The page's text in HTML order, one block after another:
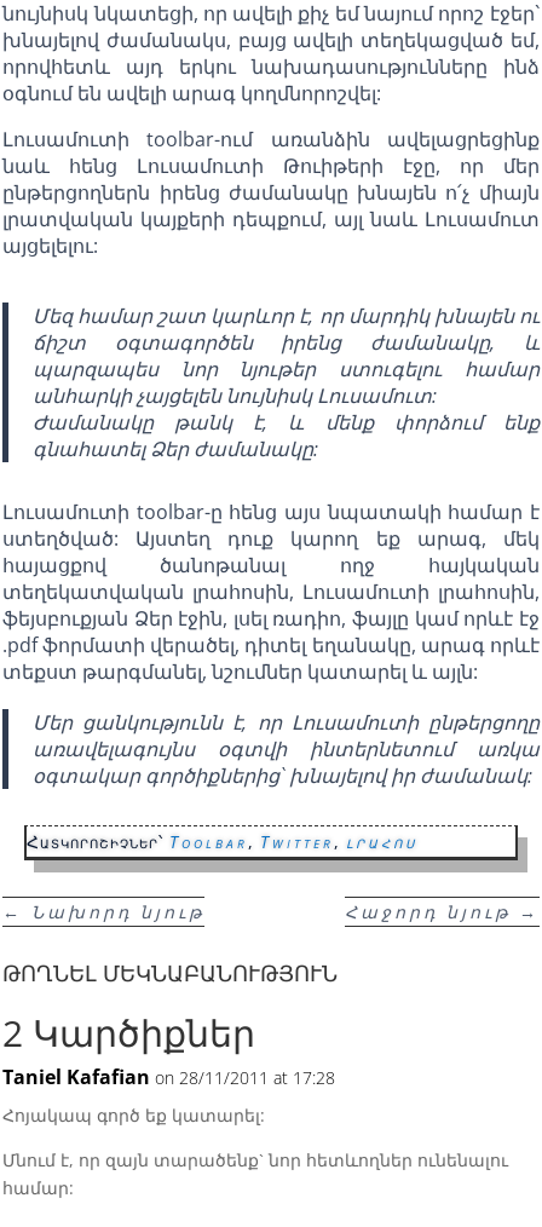
նույնիսկ նկատեցի, որ ավելի քիչ եմ նայում որոշ էջեր`
խնայելով ժամանակս, բայց ավելի տեղեկացված եմ,
որովհետև այդ երկու նախադասությունները ինձ
օգնում են ավելի արագ կողմնորոշվել:
Լուսամուտի toolbar-ում առանձին ավելացրեցինք
նաև հենց Լուսամուտի Թուիթերի էջը, որ մեր
ընթերցողներն իրենց ժամանակը խնայեն ո՛չ միայն
լրատվական կայքերի դեպքում, այլ նաև Լուսամուտ
այցելելու:
Մեզ համար շատ կարևոր է, որ մարդիկ խնայեն ու
ճիշտ օգտագործեն իրենց ժամանակը, և
պարզապես նոր նյութեր ստուգելու համար
անհարկի չայցելեն նույնիսկ Լուսամուտ:
Ժամանակը թանկ է, և մենք փորձում ենք
գնահատել Ձեր ժամանակը:
Լուսամուտի toolbar-ը հենց այս նպատակի համար է
ստեղծված: Այստեղ դուք կարող եք արագ, մեկ
հայացքով ծանոթանալ ողջ հայկական
տեղեկատվական լրահոսին, Լուսամուտի լրահոսին,
ֆեյսբուքյան Ձեր էջին, լսել ռադիո, ֆայլը կամ որևէ էջ
.pdf ֆորմատի վերածել, դիտել եղանակը, արագ որևէ
տեքստ թարգմանել, նշումներ կատարել և այլն:
Մեր ցանկությունն է, որ Լուսամուտի ընթերցողը
առավելագույնս օգտվի ինտերնետում առկա
օգտակար գործիքներից` խնայելով իր ժամանակ:
Հատկորոշիչներ՝ Toolbar , Twitter , լրահոս
← Նախորդ նյութ Հաջորդ նյութ →
ԹՈՂՆԵԼ ՄԵԿՆԱԲԱՆՈՒԹՅՈՒՆ
2 Կարծիքներ
Taniel Kafafian on 28/11/2011 at 17:28
Հոյակապ գործ եք կատարել:
Մնում է, որ զայն տարածենք` նոր հետևողներ ունենալու
համար: